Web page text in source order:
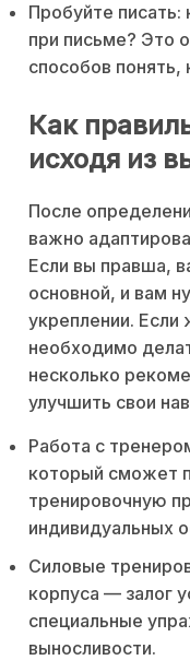
Пробуйте писать:
при письме? Это
способов понять,
Как
исходя из
После
важно
Если вы правша,
основной, и вам
укреплении.
необходимо
несколько
улучшить свои
Работа с
который сможет
тренировочную
индивидуальных
Силовые
корпуса — залог
специальные
выносливости.